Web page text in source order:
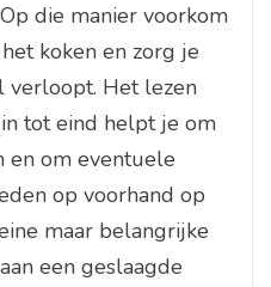
die manier voorkom
koken en zorg je
verloopt. Het lezen
tot eind helpt je om
en om eventuele
op voorhand op
maar belangrijke
een geslaagde